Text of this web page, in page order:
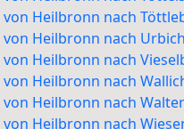
Heilbronn nach
von Heilbronn nach Urbich
Heilbronn nach
Heilbronn nach
Heilbronn nach
Heilbronn nach